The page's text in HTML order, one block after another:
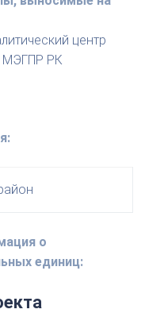
центр
МЭГПР РК
о
единиц: